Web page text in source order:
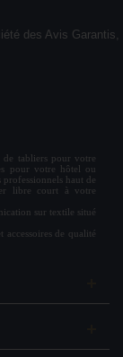
des Avis Garantis,
de tabliers pour votre
pour votre hôtel ou
haut de
libre court à votre
sur textile situé
de qualité